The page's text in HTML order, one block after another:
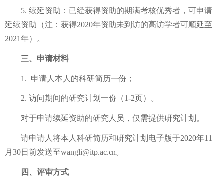
5. 续延资助：已经获得资助的期满考核优秀者，可申请
延续资助（注：获得2020年资助未到访的高访学者可顺延至
2021年）。
三、申请材料
1. 申请人本人的科研简历一份；
2. 访问期间的研究计划一份（1-2页）。
对于申请续延资助的研究人员，仅需提供研究计划。
请申请人将本人科研简历和研究计划电子版于2020年11
月 30日前发送至wangli@itp.ac.cn。
四、评审方式